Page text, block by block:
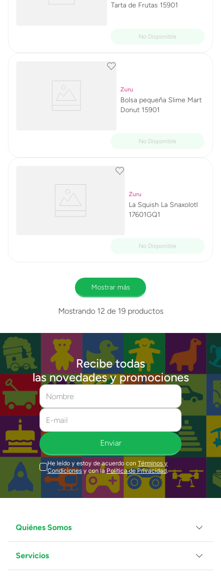
Tarta de Frutas 15901
Zuru
Bolsa pequeña Slime Mart
Donut 15901
Zuru
La Squish La Snaxolotl
17601GQ1
Mostrar más
Mostrando 12 de 19productos
Recibe todas
las novedades y promociones
Enviar
He leído y estoy de acuerdo con Términos y
Condiciones y con la Política de Privacidad.
Quiénes Somos
Grupo Juguetron
Localiza tu tienda
Servicios